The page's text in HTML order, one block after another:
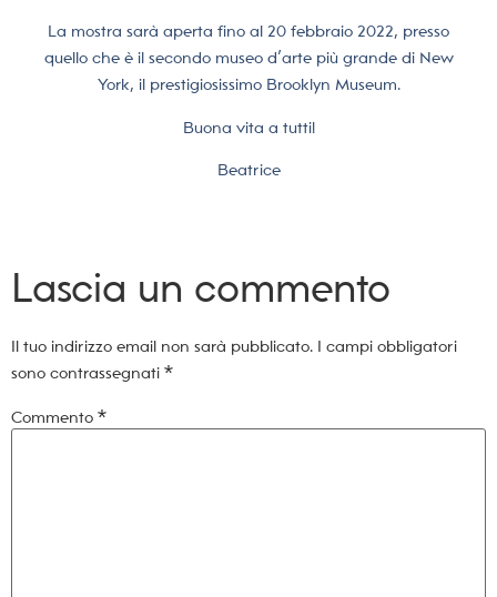
La mostra sarà aperta fino al 20 febbraio 2022, presso
quello che è il secondo museo d’arte più grande di New
York, il prestigiosissimo Brooklyn Museum.
Buona vita a tutti!
Beatrice
Lascia un commento
Il tuo indirizzo email non sarà pubblicato. I campi obbligatori
sono contrassegnati *
Commento *